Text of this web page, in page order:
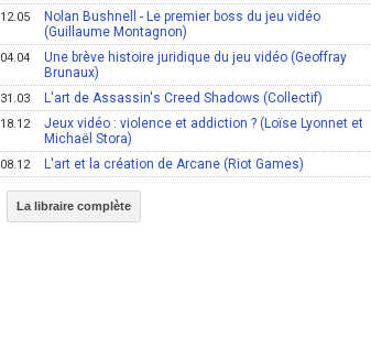
12.05
Nolan Bushnell - Le premier boss du jeu vidéo
(Guillaume Montagnon)
04.04
Une brève histoire juridique du jeu vidéo (Geoffray
Brunaux)
31.03 L'art de Assassin's Creed Shadows (Collectif)
18.12
Jeux vidéo : violence et addiction ? (Loïse Lyonnet et
Michaël Stora)
08.12 L'art et la création de Arcane (Riot Games)
La libraire complète